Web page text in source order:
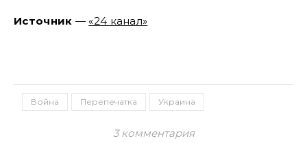
Источник — «24 канал»
Война Перепечатка Украина
3 комментария